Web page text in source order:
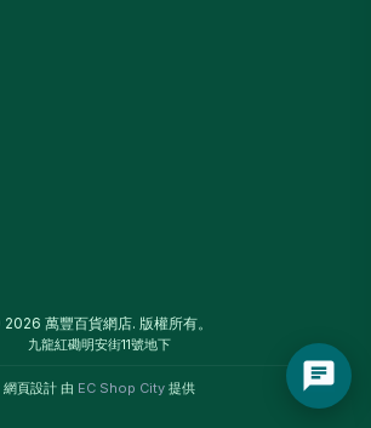
萬豐百貨網店. 版權所有。
九龍紅磡明安街11號地下
網頁設計 由 EC Shop City 提供